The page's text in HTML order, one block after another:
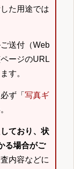
た用途では
送付（Web
ージのURL
す。
ず「 写真ギ
ており、状
る場合がご
内容などに